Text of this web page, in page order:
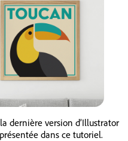
dernière version d’Illustrator
dans ce tutoriel.